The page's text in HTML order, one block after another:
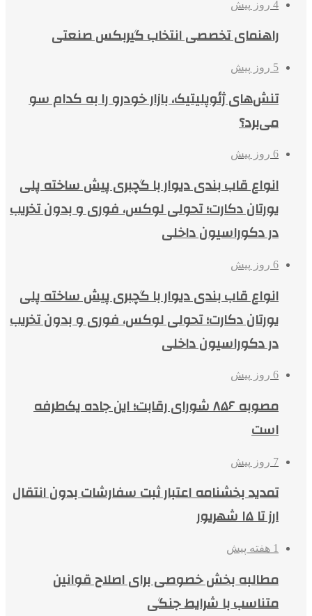
4 روز پیش
راهنمای تخصصی انتخاب گیربکس صنعتی
5 روز پیش
تنش‌های ژئوپلیتیک، بازار خودرو را به کدام سو
می‌برد؟
6 روز پیش
انواع قاب بندی دیوار با گچبری پیش ساخته پلی
یورتان دکارت؛ تحولی لوکس، فوری و بدون تخریب
در دکوراسیون داخلی
6 روز پیش
انواع قاب بندی دیوار با گچبری پیش ساخته پلی
یورتان دکارت؛ تحولی لوکس، فوری و بدون تخریب
در دکوراسیون داخلی
6 روز پیش
مصوبه ۸۵۶ شورای رقابت؛ این جاده یک‌طرفه
است
7 روز پیش
تمدید بخشنامه اعتبار ثبت سفارشات بدون انتقال
ارز تا ۱۵ شهریور
1 هفته پیش
مطالبه بخش خصوصی برای اصلاح قوانین
متناسب با شرایط جنگی